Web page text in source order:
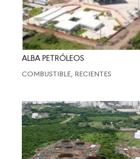
ALBA PETRÓLEOS
COMBUSTIBLE, RECIENTES